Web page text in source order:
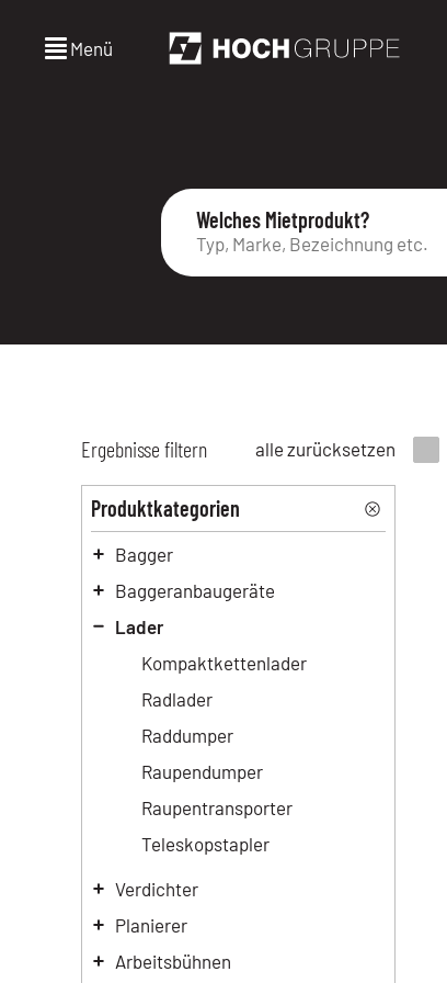
Menü
Welches Mietprodukt?
Ergebnisse filtern alle zurücksetzen
Produktkategorien
Bagger
Baggeranbaugeräte
Lader
Kompaktkettenlader
Radlader
Raddumper
Raupendumper
Raupentransporter
Teleskopstapler
Verdichter
Planierer
Arbeitsbühnen